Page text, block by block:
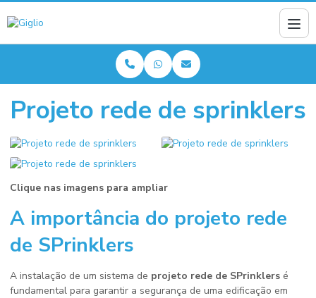
Projeto rede de sprinklers
Clique nas imagens para ampliar
A importância do projeto rede
de SPrinklers
A instalação de um sistema de projeto rede de SPrinklers é
fundamental para garantir a segurança de uma edificação em